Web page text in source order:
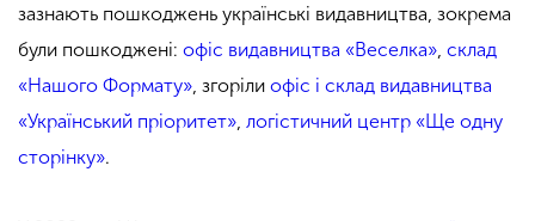
зазнають пошкоджень українські видавництва, зокрема
були пошкоджені: офіс видавництва «Веселка», склад
«Нашого Формату», згоріли офіс і склад видавництва
«Український пріоритет», логістичний центр «Ще одну
сторінку».